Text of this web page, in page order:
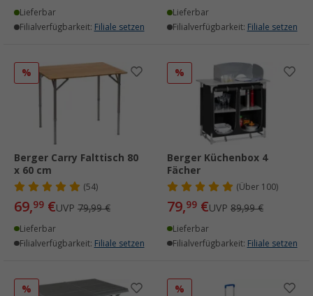
Lieferbar
Filialverfügbarkeit: Filiale setzen
Lieferbar
Filialverfügbarkeit: Filiale setzen
%
Berger Carry Falttisch 80
x 60 cm
(54)
69,99 €UVP 79,99 €
Lieferbar
Filialverfügbarkeit: Filiale setzen
%
Berger Küchenbox 4
Fächer
(Über100)
79,99 €UVP 89,99 €
Lieferbar
Filialverfügbarkeit: Filiale setzen
% %